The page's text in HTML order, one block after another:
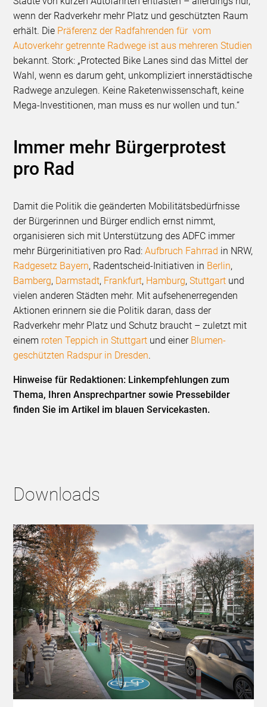
wenn der Radverkehr mehr Platz und geschützten Raum
erhält. Die Präferenz der Radfahrenden für vom
Autoverkehr getrennte Radwege ist aus mehreren Studien
bekannt. Stork: „Protected Bike Lanes sind das Mittel der
Wahl, wenn es darum geht, unkompliziert innerstädtische
Radwege anzulegen. Keine Raketenwissenschaft, keine
Mega-Investitionen, man muss es nur wollen und tun.“
Immer mehr Bürgerprotest
pro Rad
Damit die Politik die geänderten Mobilitätsbedürfnisse
der Bürgerinnen und Bürger endlich ernst nimmt,
organisieren sich mit Unterstützung des ADFC immer
mehr Bürgerinitiativen pro Rad:Aufbruch Fahrrad in NRW,
Radgesetz Bayern, Radentscheid-Initiativen in Berlin,
Bamberg, Darmstadt, Frankfurt, Hamburg,Stuttgart und
vielen anderen Städten mehr. Mit aufsehenerregenden
Aktionen erinnern sie die Politik daran, dass der
Radverkehr mehr Platz und Schutz braucht – zuletzt mit
einem roten Teppich in Stuttgart und einer Blumen-
geschützten Radspur in Dresden.
Hinweise für Redaktionen: Linkempfehlungen zum
Thema, Ihren Ansprechpartner sowie Pressebilder
finden Sie im Artikel im blauen Servicekasten.
Downloads